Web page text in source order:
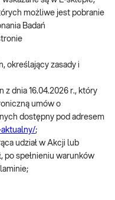
możliwe jest pobranie
Badań
określający zasady i
z dnia 16.04.2026 r., który
umów o
dostępny pod adresem
;
udział w Akcji lub
po spełnieniu warunków